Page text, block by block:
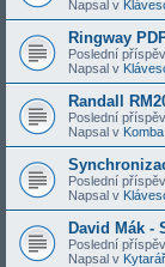
Napsal v
Ringway
Poslední
Napsal v
Randall
Poslední
Napsal v
Poslední
Napsal v
David Mák -
Poslední
Napsal v